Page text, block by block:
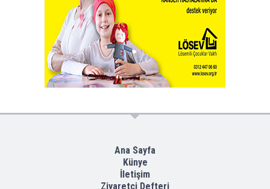
Ana Sayfa
Künye
İletişim
Ziyaretçi Defteri